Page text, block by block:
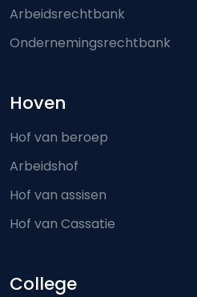
Arbeidsrechtbank
Ondernemingsrechtbank
Hoven
Hof van beroep
Arbeidshof
Hof van assisen
Hof van Cassatie
College